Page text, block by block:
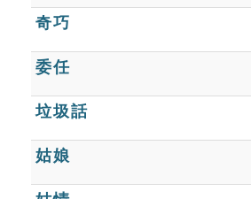
貓頭鷹博士
奇巧
委任
垃圾話
姑娘